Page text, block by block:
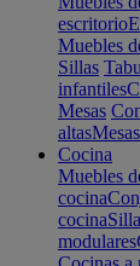
escritorio
Muebles
Sillas
infantiles
Mesas
altas
Cocina
Muebles
cocina
cocina
modulares